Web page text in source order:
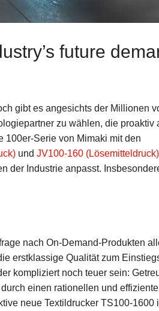
future
gibt es angesichts der Millionen
zu wählen, die proaktiv
100er-Serie von Mimaki mit den
und JV100-160 (Lösemitteldruck)
der Industrie anpasst.
nach On-Demand-Produkten
erstklassige Qualität zum
kompliziert noch teuer sein:
einen rationellen und
neue Textildrucker TS100-1600